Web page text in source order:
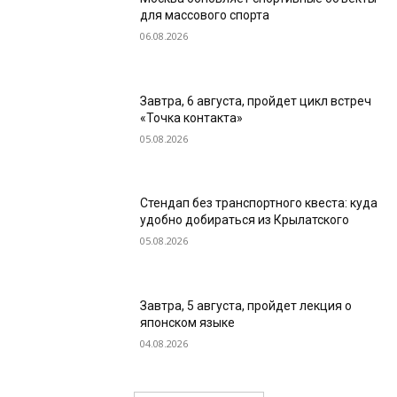
для массового спорта
06.08.2026
Завтра, 6 августа, пройдет цикл встреч
«Точка контакта»
05.08.2026
Стендап без транспортного квеста: куда
удобно добираться из Крылатского
05.08.2026
Завтра, 5 августа, пройдет лекция о
японском языке
04.08.2026